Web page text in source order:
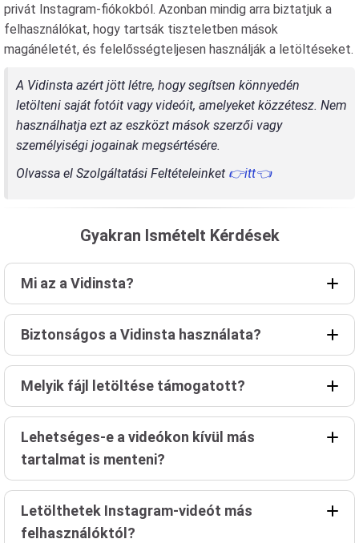
privát Instagram-fiókokból. Azonban mindig arra biztatjuk a
felhasználókat, hogy tartsák tiszteletben mások
magánéletét, és felelősségteljesen használják a letöltéseket.
A Vidinsta azért jött létre, hogy segítsen könnyedén
letölteni saját fotóit vagy videóit, amelyeket közzétesz. Nem
használhatja ezt az eszközt mások szerzői vagy
személyiségi jogainak megsértésére.
Olvassa el Szolgáltatási Feltételeinket 👉itt👈
Gyakran Ismételt Kérdések
Mi az a Vidinsta?
Biztonságos a Vidinsta használata?
Melyik fájl letöltése támogatott?
Lehetséges-e a videókon kívül más
tartalmat is menteni?
Letölthetek Instagram-videót más
felhasználóktól?